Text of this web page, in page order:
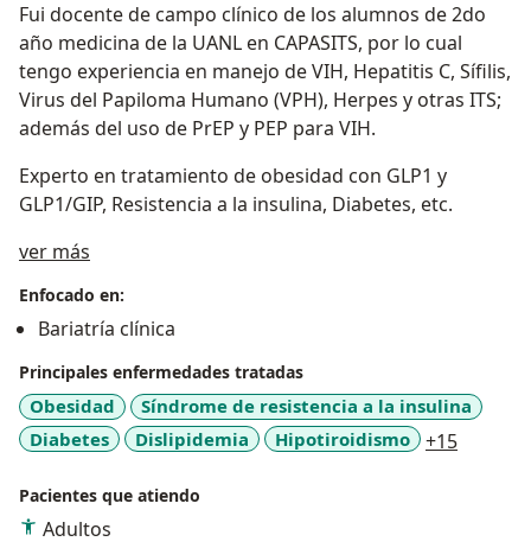
Fui docente de campo clínico de los alumnos de 2do
año medicina de la UANL en CAPASITS, por lo cual
tengo experiencia en manejo de VIH, Hepatitis C, Sífilis,
Virus del Papiloma Humano (VPH), Herpes y otras ITS;
además del uso de PrEP y PEP para VIH.
Experto en tratamiento de obesidad con GLP1 y
GLP1/GIP, Resistencia a la insulina, Diabetes, etc.
ver más
Enfocado en:
Bariatría clínica
Principales enfermedades tratadas
Obesidad
Síndrome de resistencia a la insulina
Diabetes
Dislipidemia Hipotiroidismo +15
Pacientes que atiendo
Adultos